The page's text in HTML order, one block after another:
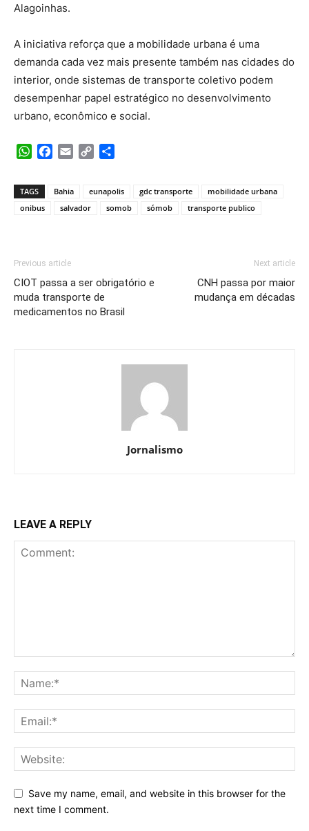
Alagoinhas.
A iniciativa reforça que a mobilidade urbana é uma
demanda cada vez mais presente também nas cidades do
interior, onde sistemas de transporte coletivo podem
desempenhar papel estratégico no desenvolvimento
urbano, econômico e social.
WhatsApp
Facebook
Email Copy
TAGS Bahia eunapolis gdc transporte
mobilidade urbana
onibus
salvador somob sómob transporte publico
Previous article
CIOT passa a ser obrigatório e
muda transporte de
medicamentos no Brasil
Next article
CNH passa por maior
mudança em décadas
Jornalismo
LEAVE A REPLY
Save my name, email, and website in this browser for the
next time I comment.